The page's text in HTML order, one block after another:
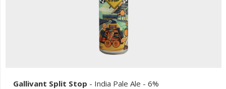
Gallivant Split Stop - India Pale Ale - 6%